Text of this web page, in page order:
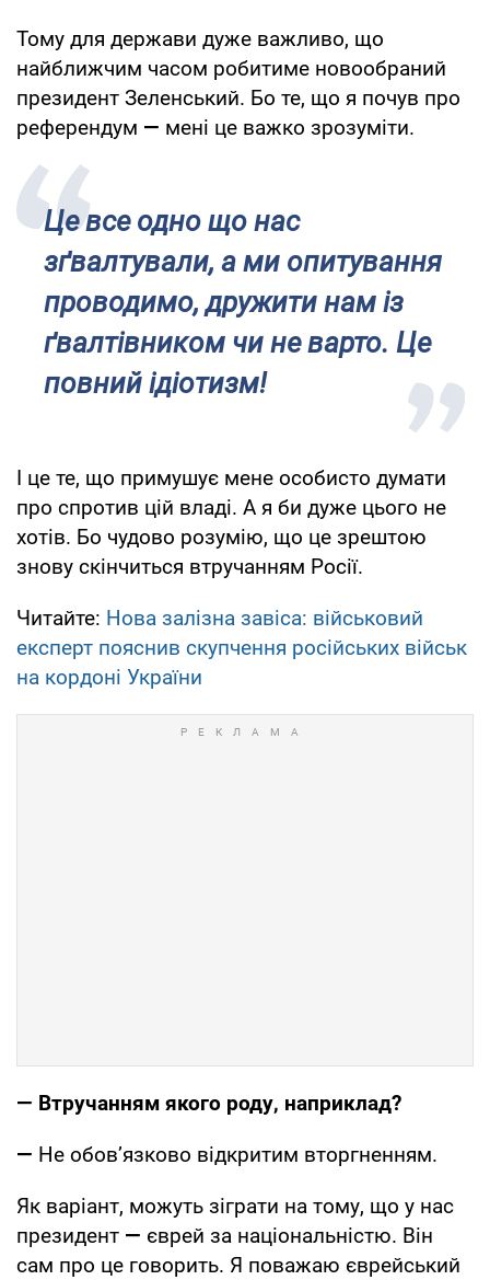
Тому для держави дуже важливо, що
найближчим часом робитиме новообраний
президент Зеленський. Бо те, що я почув про
референдум — мені це важко зрозуміти.
Це все одно що нас
зґвалтували, а ми опитування
проводимо, дружити нам із
ґвалтівником чи не варто. Це
повний ідіотизм!
І це те, що примушує мене особисто думати
про спротив цій владі. А я би дуже цього не
хотів. Бо чудово розумію, що це зрештою
знову скінчиться втручанням Росії.
Читайте: Нова залізна завіса: військовий
експерт пояснив скупчення російських військ
на кордоні України
— Втручанням якого роду, наприклад?
— Не обов’язково відкритим вторгненням.
Як варіант, можуть зіграти на тому, що у нас
президент — єврей за національністю. Він
сам про це говорить. Я поважаю єврейський